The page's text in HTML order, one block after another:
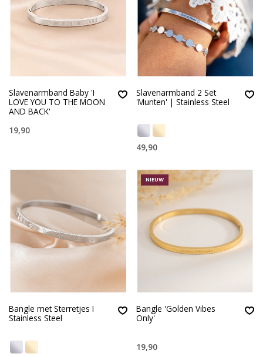
Slavenarmband Baby 'I
LOVE YOU TO THE MOON
AND BACK'
19,90
Slavenarmband 2 Set
'Munten' | Stainless Steel
49,90
Bangle met Sterretjes I
Stainless Steel
NIEUW
Bangle 'Golden Vibes
Only'
19,90